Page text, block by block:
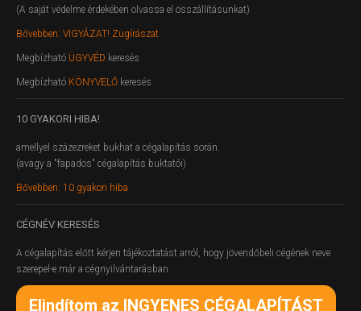
(A saját védelme érdekében olvassa el összállításunkat)
Bővebben: VIGYÁZAT! Zugírászat
Megbízható ÜGYVÉD keresés
Megbízható KÖNYVELŐ keresés
10 GYAKORI HIBA!
amellyel százezreket bukhat a cégalapítás során.
(avagy a "fapados" cégalapítás buktatói)
Bővebben: 10 gyakori hiba
CÉGNÉV KERESÉS
A cégalapítás előtt kérjen tájékoztatást arról, hogy jövendőbeli cégének neve
szerepel-e már a cégnyilvántarásban.
Elindítom az INGYENES CÉGALAPÍTÁST